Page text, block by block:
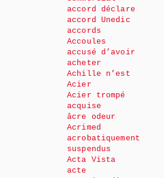
accord déclare
accord Unedic
accords
Accoules
accusé d’avoir
acheter
Achille n’est
Acier
Acier trompé
acquise
âcre odeur
Acrimed
acrobatiquement
suspendus
Acta Vista
acte